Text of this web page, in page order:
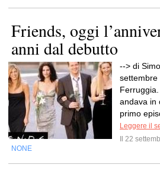
Friends, oggi
anni dal debutto
--> di
settembre
andava in
primo
Leggere il
Il 22
NONE